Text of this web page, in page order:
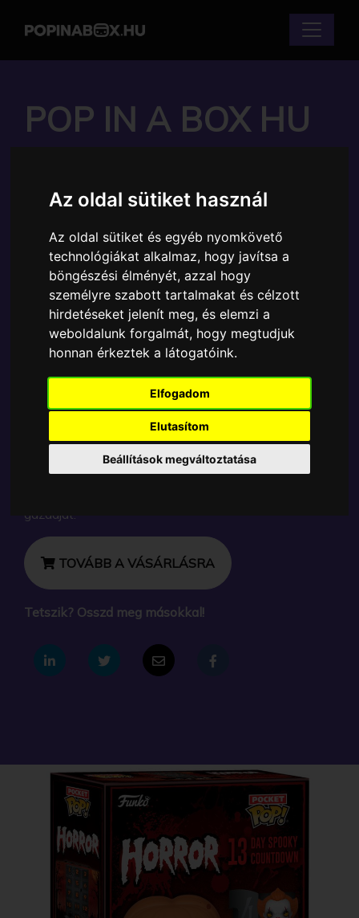
Az oldal sütiket használ
Az oldal sütiket és egyéb nyomkövető
technológiákat alkalmaz, hogy javítsa a
böngészési élményét, azzal hogy
személyre szabott tartalmakat és célzott
hirdetéseket jelenít meg, és elemzi a
weboldalunk forgalmát, hogy megtudjuk
honnan érkeztek a látogatóink.
Elfogadom
Elutasítom
Beállítások megváltoztatása
POP IN A BOX HU
ABLAKOS SPOOKY
COUNTDOWN
HORROR FILMES
KALENDÁRIUM
Márka: Funko
Elérhetőség:
Készleten
Ára:17990 Ft
A Funko Funko Calendar egyik népszerű terméke a
Funko - Advent 13 ablakos Spooky Countdown
Horror filmes kalendárium, amely ablakos
gazdáját.
TOVÁBB A VÁSÁRLÁSRA
Tetszik? Osszd meg másokkal!